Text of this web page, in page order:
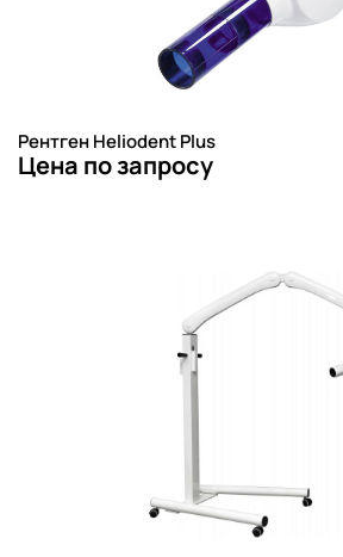
Рентген Heliodent Plus
Цена по запросу